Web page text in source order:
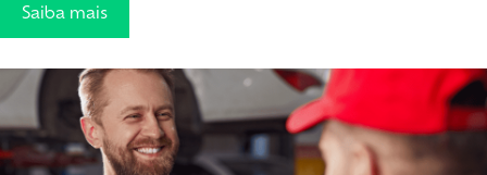
Saiba mais